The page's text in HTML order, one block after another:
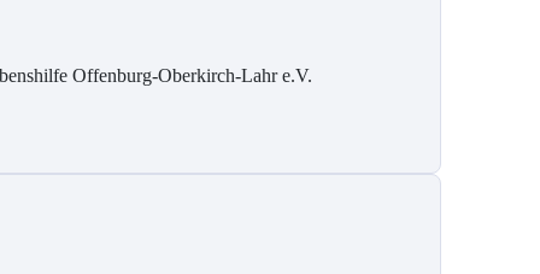
Offenburg-Oberkirch-Lahr e.V.